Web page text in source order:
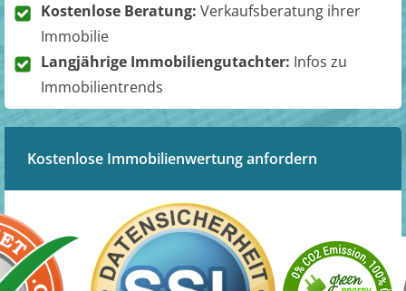
Kostenlose Beratung: Verkaufsberatung ihrer
Immobilie
Langjährige Immobiliengutachter: Infos zu
Immobilientrends
Kostenlose Immobilienwertung anfordern